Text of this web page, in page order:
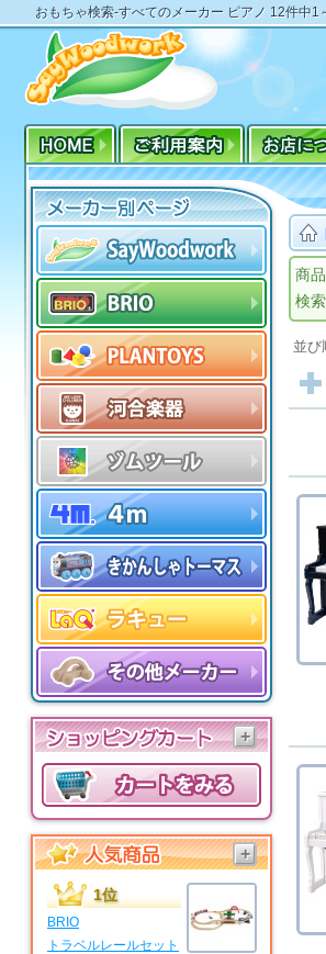
おもちゃ検索-すべてのメーカー ピアノ 12件中1
+
+
1位
BRIO
トラベルレールセット
商
検
並び